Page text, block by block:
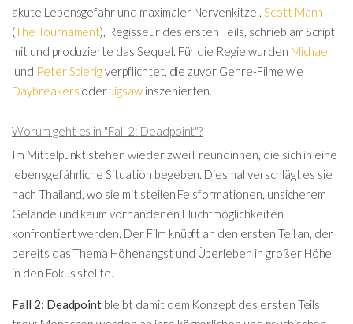
akute Lebensgefahr und maximaler Nervenkitzel. Scott Mann
(The Tournament), Regisseur des ersten Teils, schrieb am Script
mit und produzierte das Sequel. Für die Regie wurden Michael
und Peter Spierigverpflichtet, die zuvor Genre-Filme wie
Daybreakers oder Jigsawinszenierten.
Worum geht es in "Fall 2: Deadpoint"?
Im Mittelpunkt stehen wieder zwei Freundinnen, die sich in eine
lebensgefährliche Situation begeben. Diesmal verschlägt es sie
nach Thailand, wo sie mit steilen Felsformationen, unsicherem
Gelände und kaum vorhandenen Fluchtmöglichkeiten
konfrontiert werden. Der Film knüpft an den ersten Teil an, der
bereits das Thema Höhenangst und Überleben in großer Höhe
in den Fokus stellte.
Fall 2: Deadpoint bleibt damit dem Konzept des ersten Teils